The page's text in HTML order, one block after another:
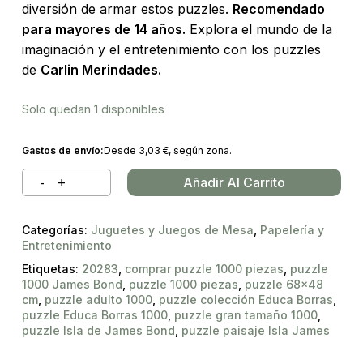
diversión de armar estos puzzles. Recomendado
para mayores de 14 años. Explora el mundo de la
imaginación y el entretenimiento con los puzzles
de Carlin Merindades.
Solo quedan 1 disponibles
Gastos de envío:Desde 3,03 €, según zona.
Añadir Al Carrito
Categorías: Juguetes y Juegos de Mesa Papelería y
Entretenimiento
Etiquetas: 20283 comprar puzzle 1000 piezas puzzle
1000 James Bond puzzle 1000 piezas puzzle 68x48
cm, puzzle adulto 1000, puzzle colección Educa Borras
puzzle Educa Borras 1000, puzzle gran tamaño 1000,
puzzle Isla de James Bond puzzle paisaje Isla James